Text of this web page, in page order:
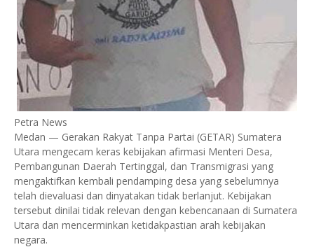
Petra News
Medan — Gerakan Rakyat Tanpa Partai (GETAR) Sumatera
Utara mengecam keras kebijakan afirmasi Menteri Desa,
Pembangunan Daerah Tertinggal, dan Transmigrasi yang
mengaktifkan kembali pendamping desa yang sebelumnya
telah dievaluasi dan dinyatakan tidak berlanjut. Kebijakan
tersebut dinilai tidak relevan dengan kebencanaan di Sumatera
Utara dan mencerminkan ketidakpastian arah kebijakan
negara.